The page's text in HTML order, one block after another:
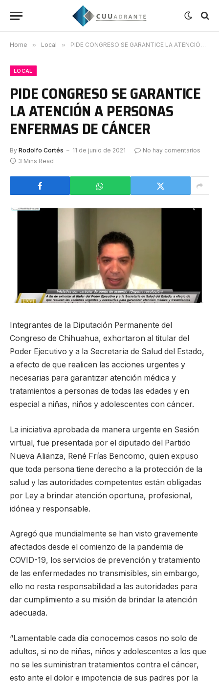
Home » Local » PIDE CONGRESO SE GARANTICE LA ATENCIÓN A PERSONAS ENFERMAS DE CÁNCER
LOCAL
PIDE CONGRESO SE GARANTICE
LA ATENCIÓN A PERSONAS
ENFERMAS DE CÁNCER
By Rodolfo Cortés 11 de junio de 2021
No hay comentarios
3 Mins Read
Integrantes de la Diputación Permanente del
Congreso de Chihuahua, exhortaron al titular del
Poder Ejecutivo y a la Secretaría de Salud del Estado,
a efecto de que realicen las acciones urgentes y
necesarias para garantizar atención médica y
tratamientos a personas de todas las edades y en
especial a niñas, niños y adolescentes con cáncer.
La iniciativa aprobada de manera urgente en Sesión
virtual, fue presentada por el diputado del Partido
Nueva Alianza, René Frías Bencomo, quien expuso
que toda persona tiene derecho a la protección de la
salud y las autoridades competentes están obligadas
por Ley a brindar atención oportuna, profesional,
idónea y responsable.
Agregó que mundialmente se han visto gravemente
afectados desde el comienzo de la pandemia de
COVID-19, los servicios de prevención y tratamiento
de las enfermedades no transmisibles, sin embargo,
ello no resta responsabilidad a las autoridades para
dar cumplimiento a su misión de brindar la atención
adecuada.
“Lamentable cada día conocemos casos no solo de
adultos, si no de niñas, niños y adolescentes a los que
no se les suministran tratamientos contra el cáncer,
esto ante el dolor e impotencia de sus padres por la